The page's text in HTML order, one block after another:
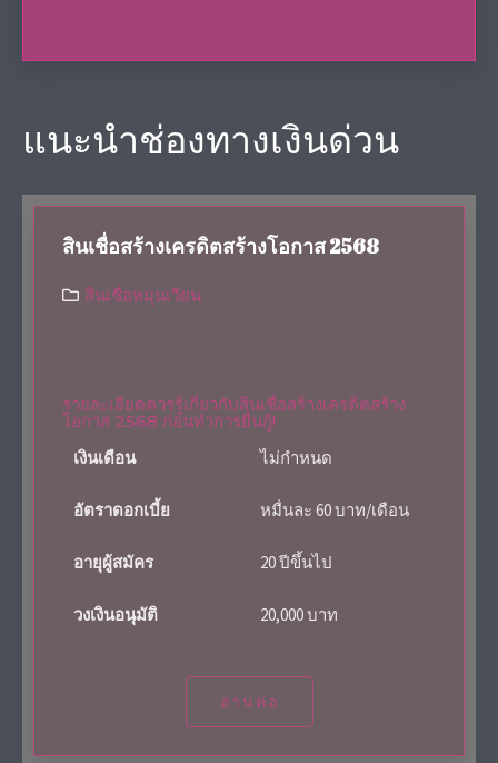
แนะนำช่องทางเงินด่วน
สินเชื่อสร้างเครดิตสร้างโอกาส 2568
สินเชื่อหมุนเวียน
รายละเอียดควรรู้เกี่ยวกับสินเชื่อสร้างเครดิตสร้าง
โอกาส 2568 ก่อนทำการยื่นกู้!
เงินเดือน
ไม่กำหนด
อัตราดอกเบี้ย หมื่นละ 60 บาท/เดือน
อายุผู้สมัคร 20 ปีขึ้นไป
วงเงินอนุมัติ 20,000 บาท
อ่านต่อ